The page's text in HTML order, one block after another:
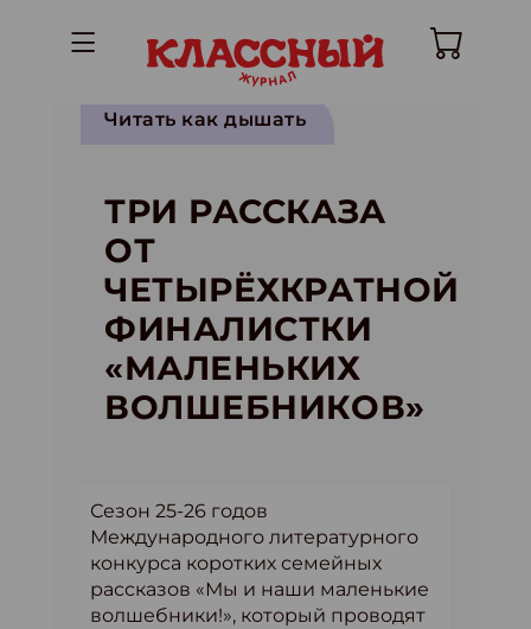
Читать как дышать
ТРИ РАССКАЗА
ОТ
ЧЕТЫРЁХКРАТНОЙ
ФИНАЛИСТКИ
«МАЛЕНЬКИХ
ВОЛШЕБНИКОВ»
Сезон 25-26 годов
Международного литературного
конкурса коротких семейных
рассказов «Мы и наши маленькие
волшебники!», который проводят